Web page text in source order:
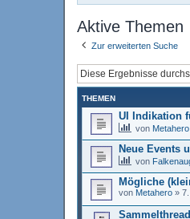
Aktive Themen
Zur erweiterten Suche
THEMEN
UI Indikation
von Metahero
Neue Events
von
Mögliche
von Metahero »